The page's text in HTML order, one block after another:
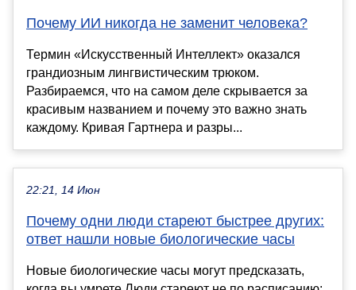
Почему ИИ никогда не заменит человека?
Термин «Искусственный Интеллект» оказался
грандиозным лингвистическим трюком.
Разбираемся, что на самом деле скрывается за
красивым названием и почему это важно знать
каждому. Кривая Гартнера и разры...
22:21, 14 Июн
Почему одни люди стареют быстрее других:
ответ нашли новые биологические часы
Новые биологические часы могут предсказать,